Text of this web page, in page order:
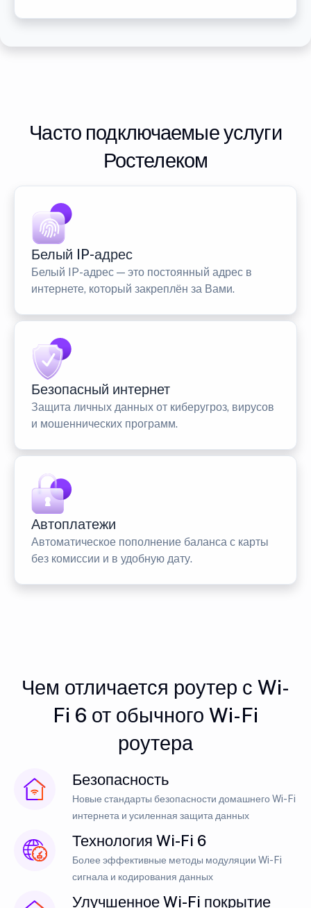
Часто подключаемые услуги
Ростелеком
Белый IP-адрес
Белый IP-адрес — это постоянный адрес в
интернете, который закреплён за Вами.
Безопасный интернет
Защита личных данных от киберугроз, вирусов
и мошеннических программ.
Автоплатежи
Автоматическое пополнение баланса с карты
без комиссии и в удобную дату.
Чем отличается роутер с Wi-
Fi 6 от обычного Wi-Fi
роутера
Безопасность
Новые стандарты безопасности домашнего Wi-Fi
интернета и усиленная защита данных
Технология Wi-Fi 6
Более эффективные методы модуляции Wi-Fi
сигнала и кодирования данных
Улучшенное Wi-Fi покрытие